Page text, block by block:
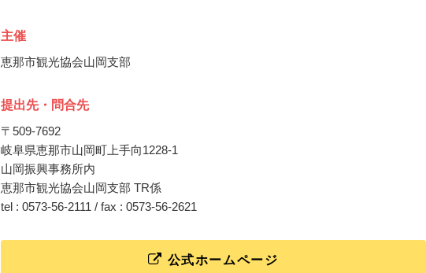
主催
恵那市観光協会山岡支部
提出先・問合先
〒509-7692
岐阜県恵那市山岡町上手向1228-1
山岡振興事務所内
恵那市観光協会山岡支部 TR係
tel : 0573-56-2111 / fax : 0573-56-2621
公式ホームページ